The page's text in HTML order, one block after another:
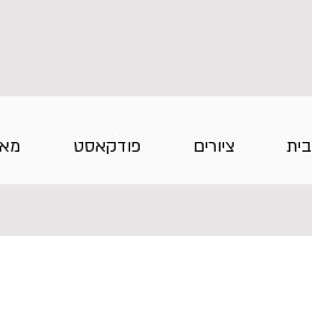
בית ציורים פודקאסט